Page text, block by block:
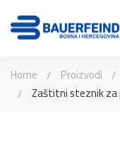
Home Proizvodi
Zaštitni steznik za